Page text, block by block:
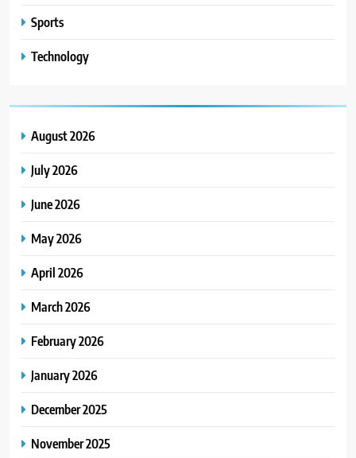
Sports
Technology
August 2026
July 2026
June 2026
May 2026
April 2026
March 2026
February 2026
January 2026
December 2025
November 2025